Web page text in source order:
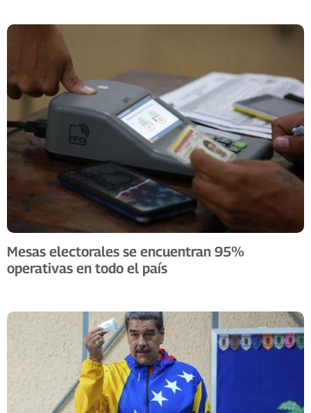
Mesas electorales se encuentran 95%
operativas en todo el país